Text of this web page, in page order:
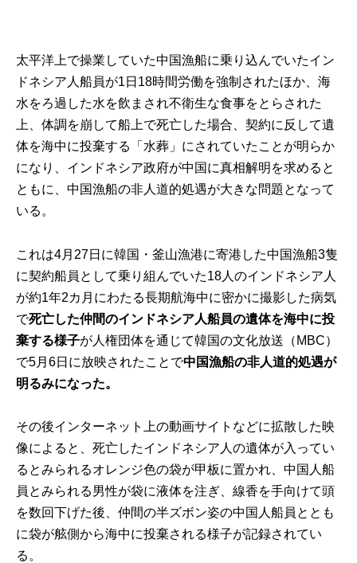
太平洋上で操業していた中国漁船に乗り込んでいたイン
ドネシア人船員が1日18時間労働を強制されたほか、海
水をろ過した水を飲まされ不衛生な食事をとらされた
上、体調を崩して船上で死亡した場合、契約に反して遺
体を海中に投棄する「水葬」にされていたことが明らか
になり、インドネシア政府が中国に真相解明を求めると
ともに、中国漁船の非人道的処遇が大きな問題となって
いる。
これは4月27日に韓国・釜山漁港に寄港した中国漁船3隻
に契約船員として乗り組んでいた18人のインドネシア人
が約1年2カ月にわたる長期航海中に密かに撮影した病気
で死亡した仲間のインドネシア人船員の遺体を海中に投
棄する様子が人権団体を通じて韓国の文化放送（MBC）
で5月6日に放映されたことで中国漁船の非人道的処遇が
明るみになった。
その後インターネット上の動画サイト などに拡散した映
像によると、死亡したインドネシア人の遺体が入ってい
るとみられるオレンジ色の袋が甲板に置かれ、中国人船
員とみられる男性が袋に液体を注ぎ、線香を手向けて頭
を数回下げた後、仲間の半ズボン姿の中国人船員ととも
に袋が舷側から海中に投棄される様子が記録されてい
る。